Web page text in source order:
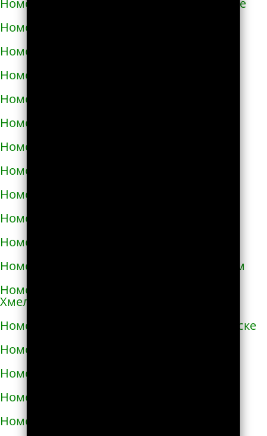
Номера телефонов такси в Новом Роздоле
Номера телефонов такси в Носовке
Номера телефонов такси в Обухове
Номера телефонов такси в Овидиополе
Номера телефонов такси в Овруче
Номера телефонов такси в Одессе
Номера телефонов такси в Олевске
Номера телефонов такси в Орехове
Номера телефонов такси в Очакове
Номера телефонов такси в Павлограде
Номера телефонов такси в Первомайске
Номера телефонов такси в Первомайском
Номера телефонов такси в Переяславе-
Хмельницком
Номера телефонов такси в Першотравенске
Номера телефонов такси в Пирятине
Номера телефонов такси в Подгородном
Номера телефонов такси в Подольске
Номера телефонов такси в Покрове